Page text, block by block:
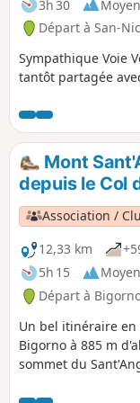
3h 30
Départ à San-
Sympathique Voie
tantôt partagée
Mont
depuis le Col
Association /
12,33 km
5h 15
Départ à
Un bel itinéraire
Bigorno à 885 m
sommet du